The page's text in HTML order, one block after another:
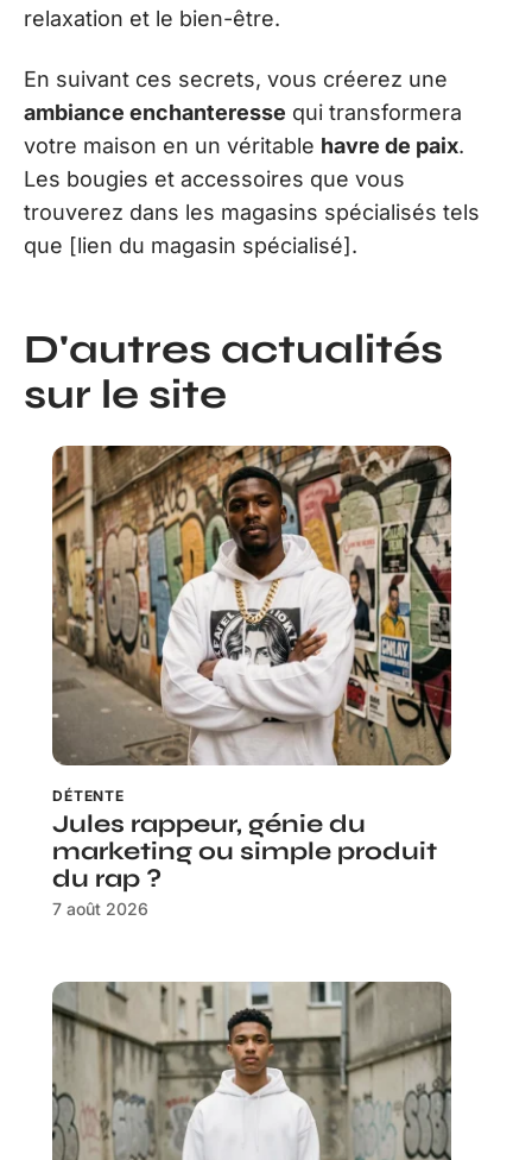
relaxation et le bien-être.
En suivant ces secrets, vous créerez une
ambiance enchanteresse qui transformera
votre maison en un véritable havre de paix.
Les bougies et accessoires que vous
trouverez dans les magasins spécialisés tels
que [lien du magasin spécialisé].
D'autres actualités
sur le site
DÉTENTE
Jules rappeur, génie du
marketing ou simple produit
du rap ?
7 août 2026